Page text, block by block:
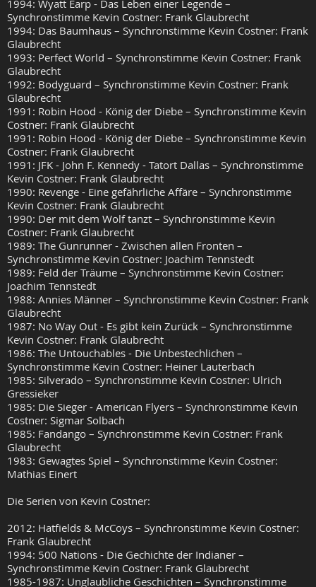
1994: Wyatt Earp - Das Leben einer Legende –
Synchronstimme Kevin Costner: Frank Glaubrecht
1994: Das Baumhaus – Synchronstimme Kevin Costner: Frank
Glaubrecht
1993: Perfect World – Synchronstimme Kevin Costner: Frank
Glaubrecht
1992: Bodyguard – Synchronstimme Kevin Costner: Frank
Glaubrecht
1991: Robin Hood - König der Diebe – Synchronstimme Kevin
Costner: Frank Glaubrecht
1991: Robin Hood - König der Diebe – Synchronstimme Kevin
Costner: Frank Glaubrecht
1991: JFK - John F. Kennedy - Tatort Dallas – Synchronstimme
Kevin Costner: Frank Glaubrecht
1990: Revenge - Eine gefährliche Affäre – Synchronstimme
Kevin Costner: Frank Glaubrecht
1990: Der mit dem Wolf tanzt – Synchronstimme Kevin
Costner: Frank Glaubrecht
1989: The Gunrunner - Zwischen allen Fronten –
Synchronstimme Kevin Costner: Joachim Tennstedt
1989: Feld der Träume – Synchronstimme Kevin Costner:
Joachim Tennstedt
1988: Annies Männer – Synchronstimme Kevin Costner: Frank
Glaubrecht
1987: No Way Out - Es gibt kein Zurück – Synchronstimme
Kevin Costner: Frank Glaubrecht
1986: The Untouchables - Die Unbestechlichen –
Synchronstimme Kevin Costner: Heiner Lauterbach
1985: Silverado – Synchronstimme Kevin Costner: Ulrich
Gressieker
1985: Die Sieger - American Flyers – Synchronstimme Kevin
Costner: Sigmar Solbach
1985: Fandango – Synchronstimme Kevin Costner: Frank
Glaubrecht
1983: Gewagtes Spiel – Synchronstimme Kevin Costner:
Mathias Einert
Die Serien von Kevin Costner:
2012: Hatfields & McCoys – Synchronstimme Kevin Costner:
Frank Glaubrecht
1994: 500 Nations - Die Gechichte der Indianer –
Synchronstimme Kevin Costner: Frank Glaubrecht
1985-1987: Unglaubliche Geschichten – Synchronstimme